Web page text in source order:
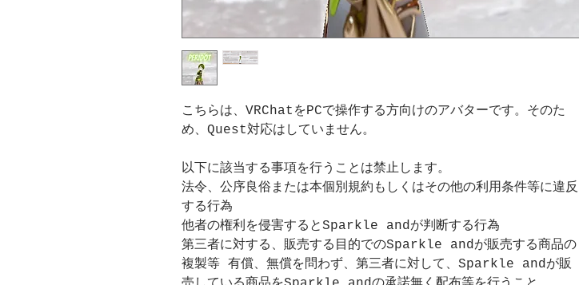
こちらは、VRChatをPCで操作する方向けのアバターです。そのた
め、Quest対応はしていません。
以下に該当する事項を行うことは禁止します。
法令、公序良俗または本個別規約もしくはその他の利用条件等に違反
する行為
他者の権利を侵害するとSparkle andが判断する行為
第三者に対する、販売する目的でのSparkle andが販売する商品の
複製等 有償、無償を問わず、第三者に対して、Sparkle andが販